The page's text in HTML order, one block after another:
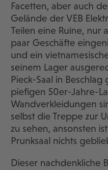
Facetten, aber auch
Gelände der VEB
Teilen eine Ruine, nur
paar Geschäfte
und ein
seinem Lager
Pieck-Saal in
piefigen 50er-Jahre-
Wandverkleidungen
selbst die Treppe zur
zu sehen, ansonsten
Prunksaal nichts
Dieser nachdenkliche